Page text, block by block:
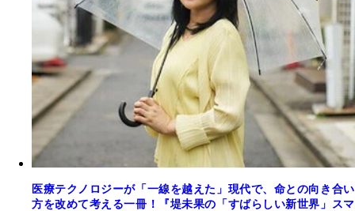
医療テクノロジーが「一線を越えた」現代で、命との向き合い
方を改めて考える一冊！『堤未果の「すばらしい新世界」スマ